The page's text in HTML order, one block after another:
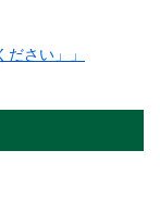
さい」」